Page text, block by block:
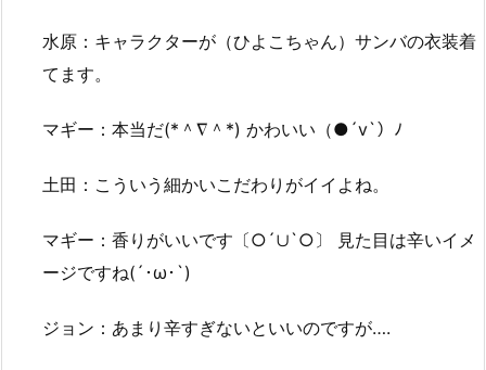
水原：キャラクターが（ひよこちゃん）サンバの衣装着
てます。
マギー：本当だ(*＾∇＾*) かわいい（●´v`）ﾉ
土田：こういう細かいこだわりがイイよね。
マギー：香りがいいです〔○´∪`○〕 見た目は辛いイメ
ージですね(´･ω･`)
ジョン：あまり辛すぎないといいのですが….